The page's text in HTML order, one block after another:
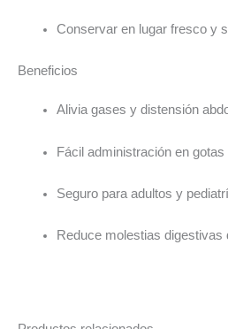
Conservar en lugar fresco y
Beneficios
Alivia gases y distensión
Fácil administración en gotas
Seguro para adultos y
Reduce molestias digestivas